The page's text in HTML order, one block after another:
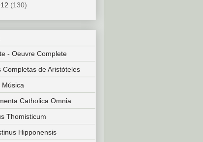
(130)
- Oeuvre Complete
Completas de Aristóteles
Música
Catholica Omnia
Thomisticum
Hipponensis